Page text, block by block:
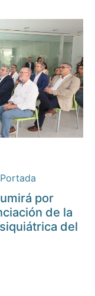
Portada
por
de la
del